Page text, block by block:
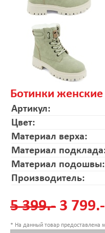
Ботинки женские
Артикул:
Цвет:
Материал верха:
Материал
Материал подошвы:
Производитель:
5 399.- 3 799.-
* На данный товар предоставлена